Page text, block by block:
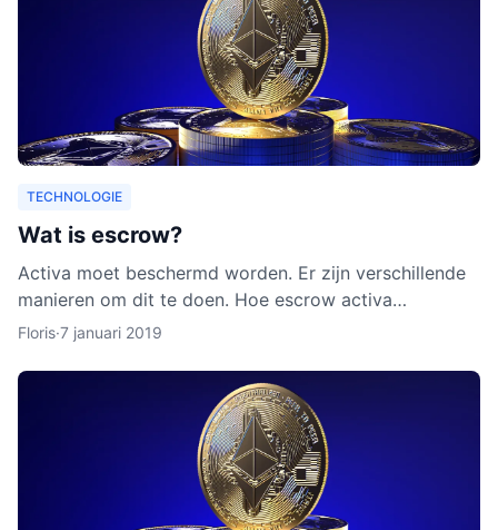
TECHNOLOGIE
Wat is escrow?
Activa moet beschermd worden. Er zijn verschillende
manieren om dit te doen. Hoe escrow activa
beschermt, leggen we uit in dit artikel. Ook leggen we
Floris·7 januari 2019